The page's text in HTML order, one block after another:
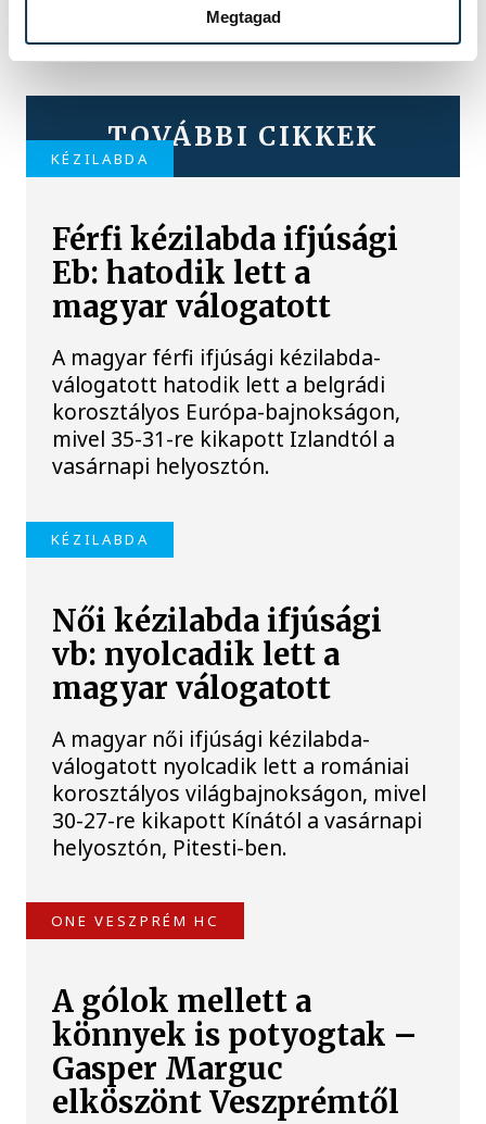
Megtagad
TOVÁBBI CIKKEK
KÉZILABDA
Férfi kézilabda ifjúsági
Eb: hatodik lett a
magyar válogatott
A magyar férfi ifjúsági kézilabda-
válogatott hatodik lett a belgrádi
korosztályos Európa-bajnokságon,
mivel 35-31-re kikapott Izlandtól a
vasárnapi helyosztón.
KÉZILABDA
Női kézilabda ifjúsági
vb: nyolcadik lett a
magyar válogatott
A magyar női ifjúsági kézilabda-
válogatott nyolcadik lett a romániai
korosztályos világbajnokságon, mivel
30-27-re kikapott Kínától a vasárnapi
helyosztón, Pitesti-ben.
ONE VESZPRÉM HC
A gólok mellett a
könnyek is potyogtak –
Gasper Marguc
elköszönt Veszprémtől